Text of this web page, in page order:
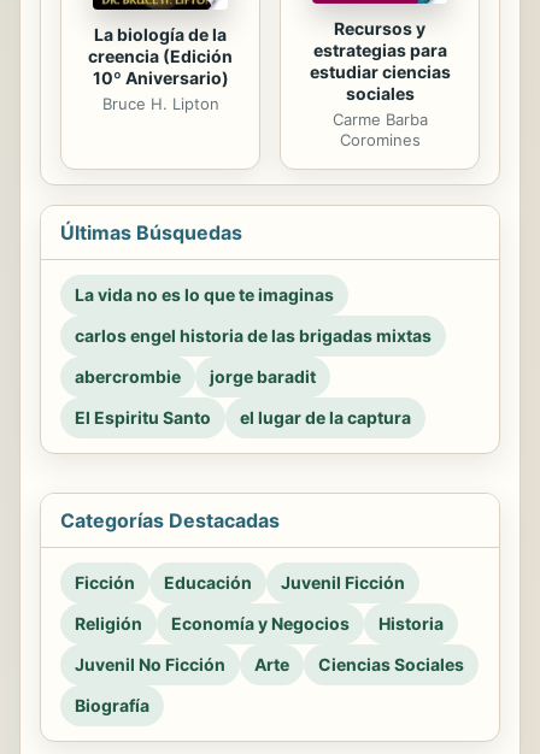
La biología de la
creencia (Edición
10º Aniversario)
Bruce H. Lipton
Recursos y
estrategias para
estudiar ciencias
sociales
Carme Barba
Coromines
Últimas Búsquedas
La vida no es lo que te imaginas
carlos engel historia de las brigadas mixtas
abercrombie
jorge baradit
El Espiritu Santo
el lugar de la captura
Categorías Destacadas
Ficción Educación
Juvenil Ficción
Religión
Economía y Negocios
Historia
Juvenil No Ficción
Arte
Ciencias Sociales
Biografía